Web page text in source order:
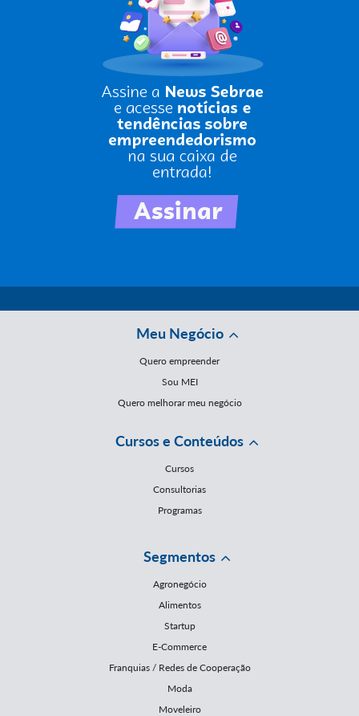
Meu Negócio
Quero empreender
Sou MEI
Quero melhorar meu negócio
Cursos e Conteúdos
Cursos
Consultorias
Programas
Segmentos
Agronegócio
Alimentos
Startup
E-Commerce
Franquias / Redes de Cooperação
Moda
Moveleiro